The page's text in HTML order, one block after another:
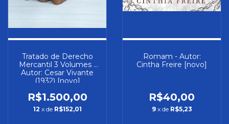
Tratado de Derecho
Mercantil 3 Volumes -
Autor: Cesar Vivante
(1932) [novo]
R$1.500,00
12 x de R$152,01
Romam - Autor:
Cintha Freire [novo]
R$40,00
9 x de R$5,23